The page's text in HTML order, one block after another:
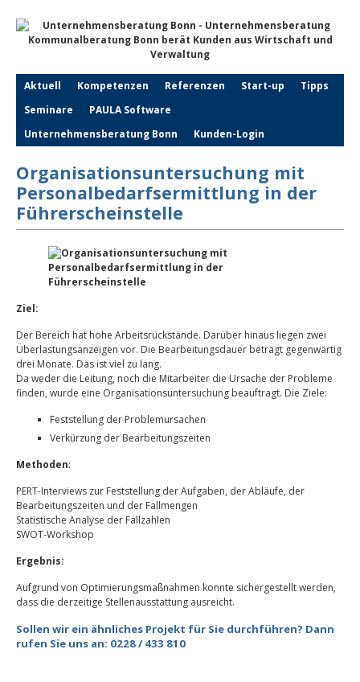
Aktuell Kompetenzen Referenzen Start-up
Tipps
Seminare
PAULA Software
Unternehmensberatung Bonn
Kunden-Login
Organisationsuntersuchung mit
Personalbedarfsermittlung in der
Führerscheinstelle
Ziel:
Der Bereich hat hohe Arbeitsrückstände. Darüber hinaus liegen zwei
Überlastungsanzeigen vor. Die Bearbeitungsdauer beträgt gegenwärtig
drei Monate. Das ist viel zu lang.
Da weder die Leitung, noch die Mitarbeiter die Ursache der Probleme
finden, wurde eine Organisationsuntersuchung beauftragt. Die Ziele:
Feststellung der Problemursachen
Verkürzung der Bearbeitungszeiten
Methoden:
PERT-Interviews zur Feststellung der Aufgaben, der Abläufe, der
Bearbeitungszeiten und der Fallmengen
Statistische Analyse der Fallzahlen
SWOT-Workshop
Ergebnis:
Aufgrund von Optimierungsmaßnahmen konnte sichergestellt werden,
dass die derzeitige Stellenausstattung ausreicht.
Sollen wir ein ähnliches Projekt für Sie durchführen? Dann
rufen Sie uns an: 0228 / 433 810